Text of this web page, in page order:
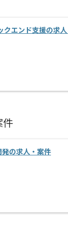
クエンド支援の求
件
発の求人・案件